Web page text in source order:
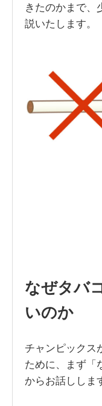
きたのかまで、
説いたします。
なぜタバ
いのか
チャンピックス
ために、まず「
からお話ししま